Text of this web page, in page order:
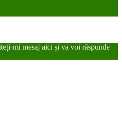
mi mesaj aici și va voi răspunde